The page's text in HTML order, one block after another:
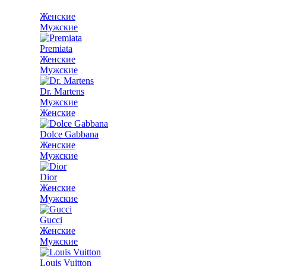
Женские
Мужские
Premiata
Женские
Мужские
Dr. Martens
Мужские
Женские
Dolce Gabbana
Женские
Мужские
Dior
Женские
Мужские
Gucci
Женские
Мужские
Louis Vuitton